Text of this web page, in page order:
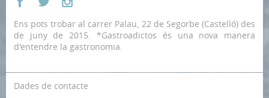
Ens pots trobar al carrer Palau, 22 de Segorbe (Castelló) des
de juny de 2015. *Gastroadictos és una nova manera
d'entendre la gastronomia.
Dades de contacte